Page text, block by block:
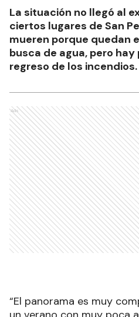
La situación no llegó al
ciertos lugares de San
mueren porque quedan
busca de agua, pero
regreso de los incendios.
Ads
“El panorama es muy